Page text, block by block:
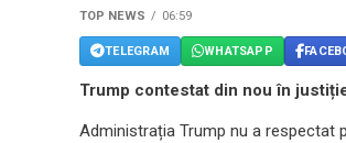
TOP NEWS 06:59
TELEGRAM WHATSAPP
Trump contestat din nou în
Administrația Trump nu a respectat